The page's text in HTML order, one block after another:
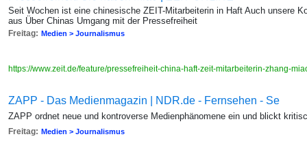
Seit Wochen ist eine chinesische ZEIT-Mitarbeiterin in Haft Auch unsere
aus Über Chinas Umgang mit der Pressefreiheit
Freitag: Medien > Journalismus
https://www.zeit.de/feature/pressefreiheit-china-haft-zeit-mitarbeiterin-zhang-
ZAPP - Das Medienmagazin | NDR.de - Fernsehen - Se
ZAPP ordnet neue und kontroverse Medienphänomene ein und blickt
Freitag: Medien > Journalismus